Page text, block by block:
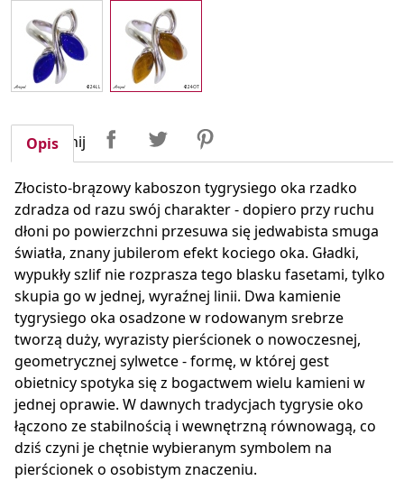
Udostępnij UdostępnijTweetuj
Opis
Złocisto-brązowy kaboszon tygrysiego oka rzadko
zdradza od razu swój charakter - dopiero przy ruchu
dłoni po powierzchni przesuwa się jedwabista smuga
światła, znany jubilerom efekt kociego oka. Gładki,
wypukły szlif nie rozprasza tego blasku fasetami, tylko
skupia go w jednej, wyraźnej linii. Dwa kamienie
tygrysiego oka osadzone w rodowanym srebrze
tworzą duży, wyrazisty pierścionek o nowoczesnej,
geometrycznej sylwetce - formę, w której gest
obietnicy spotyka się z bogactwem wielu kamieni w
jednej oprawie. W dawnych tradycjach tygrysie oko
łączono ze stabilnością i wewnętrzną równowagą, co
dziś czyni je chętnie wybieranym symbolem na
pierścionek o osobistym znaczeniu.